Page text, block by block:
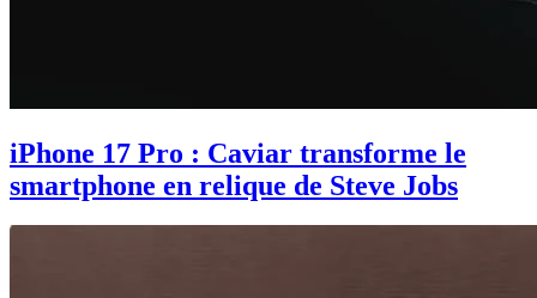
iPhone 17 Pro : Caviar transforme le
smartphone en relique de Steve Jobs